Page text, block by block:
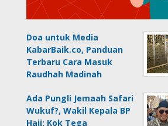
Doa untuk Media
KabarBaik.co, Panduan
Terbaru Cara Masuk
Raudhah Madinah
Ada Pungli Jemaah Safari
Wukuf?, Wakil Kepala BP
Haji: Kok Tega